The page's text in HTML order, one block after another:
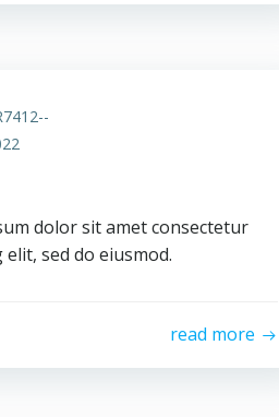
dolor sit amet consectetur
elit, sed do eiusmod.
read more